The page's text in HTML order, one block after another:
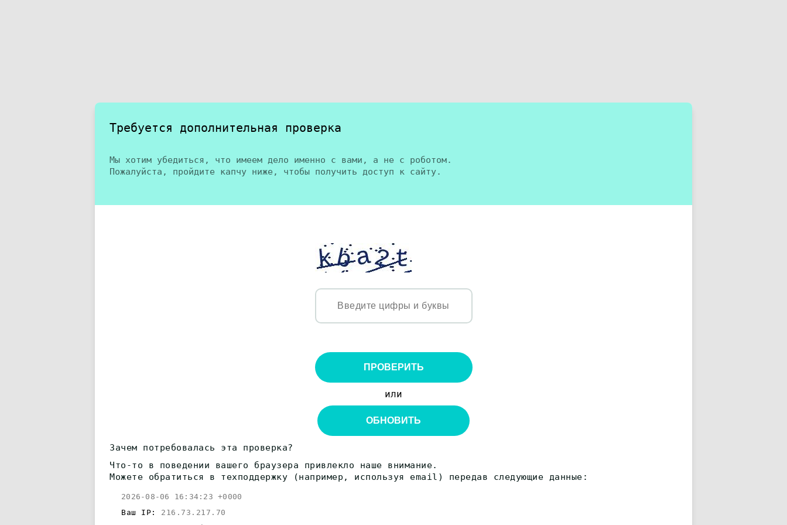
Требуется дополнительная проверка
Мы хотим убедиться, что имеем дело именно с вами, а не с роботом.
Пожалуйста, пройдите капчу ниже, чтобы получить доступ к сайту.
ПРОВЕРИТЬ
или
ОБНОВИТЬ
Зачем потребовалась эта проверка?
Что-то в поведении вашего браузера привлекло наше внимание.
Можете обратиться в техподдержку (например, используя email) передав следующие данные:
2026-08-06 16:34:23 +0000
Ваш IP: 216.73.217.70